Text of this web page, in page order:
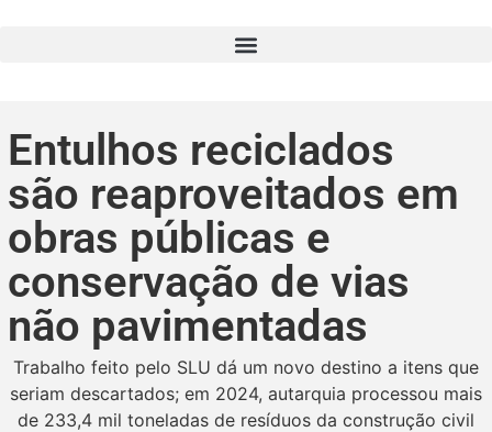
Entulhos reciclados
são reaproveitados em
obras públicas e
conservação de vias
não pavimentadas
Trabalho feito pelo SLU dá um novo destino a itens que
seriam descartados; em 2024, autarquia processou mais
de 233,4 mil toneladas de resíduos da construção civil